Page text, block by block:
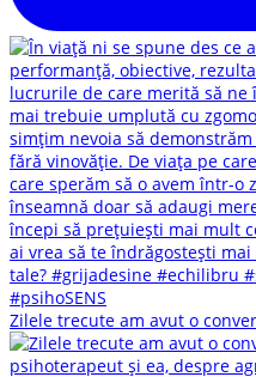
Zilele trecute am avut o